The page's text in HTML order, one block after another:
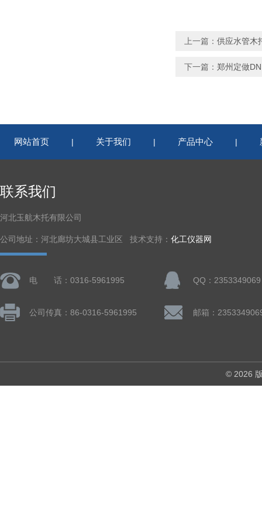
上一篇： 供应水管木
下一篇： 郑州定做
网站首页 | 关于我们 | 产品中心 |
联系我们
河北玉航木托有限公司
公司地址：河北廊坊大城县工业区 技术支持： 化工仪器网
电 话：0316-5961995 QQ：2353349069
公司传真：86-0316-5961995 邮箱：
© 2026